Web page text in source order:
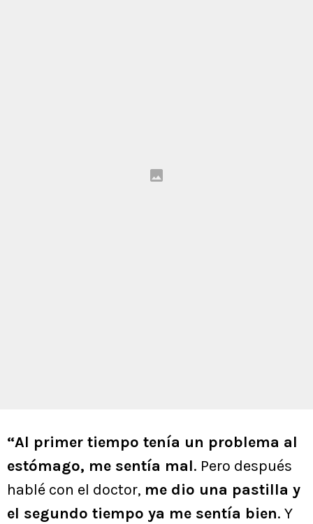
“Al primer tiempo tenía un problema al
estómago, me sentía mal. Pero después
hablé con el doctor, me dio una pastilla y
el segundo tiempo ya me sentía bien. Y